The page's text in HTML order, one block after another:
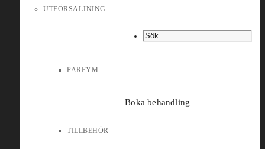
UTFÖRSÄLJNING
PARFYM
TILLBEHÖR
Boka behandling